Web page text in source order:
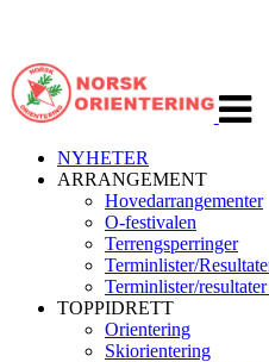
NYHETER
ARRANGEMENT
Hovedarrangementer
O-festivalen
Terrengsperringer
Terminlister/
Terminlister/
TOPPIDRETT
Orientering
Skiorientering